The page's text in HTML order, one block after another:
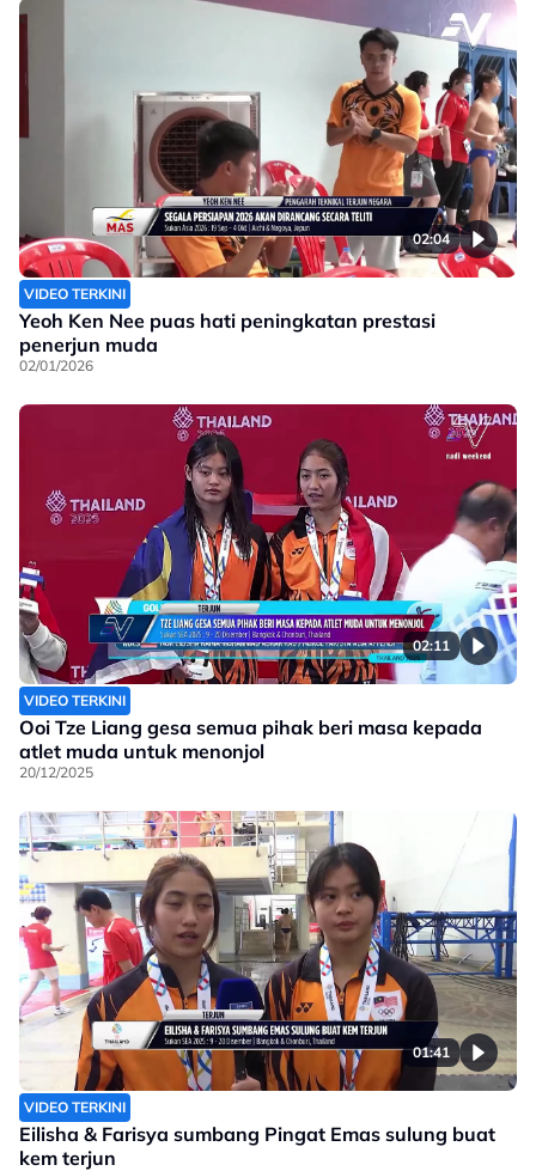
02:04
VIDEO TERKINI
Yeoh Ken Nee puas hati peningkatan prestasi
penerjun muda
02/01/2026
02:11
VIDEO TERKINI
Ooi Tze Liang gesa semua pihak beri masa kepada
atlet muda untuk menonjol
20/12/2025
01:41
VIDEO TERKINI
Eilisha & Farisya sumbang Pingat Emas sulung buat
kem terjun